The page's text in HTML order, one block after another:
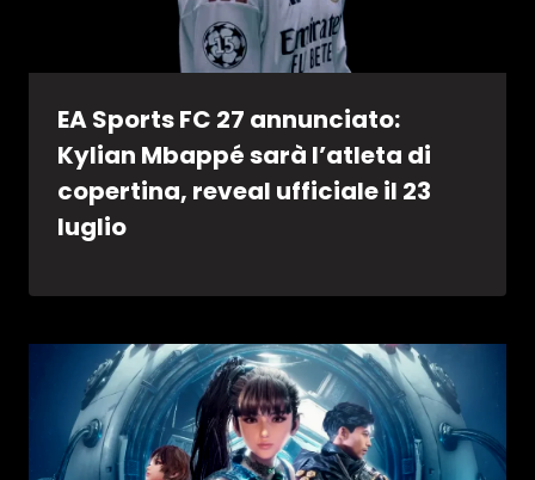
EA Sports FC 27 annunciato:
Kylian Mbappé sarà l’atleta di
copertina, reveal ufficiale il 23
luglio